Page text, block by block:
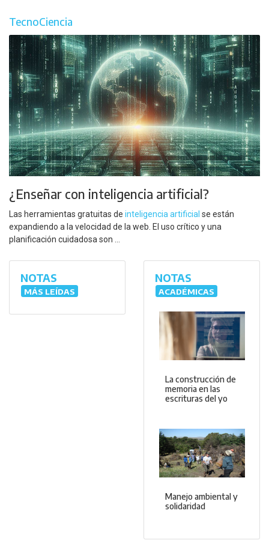
TecnoCiencia
¿Enseñar con inteligencia artificial?
Las herramientas gratuitas de inteligencia artificial se están
expandiendo a la velocidad de la web. El uso crítico y una
planificación cuidadosa son ...
NOTAS
MÁS LEÍDAS
NOTAS
ACADÉMICAS
La construcción de
memoria en las
escrituras del yo
Manejo ambiental y
solidaridad